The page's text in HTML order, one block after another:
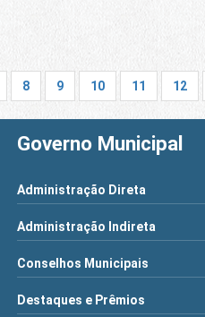
8 9 10 11 12
Governo Municipal
Administração Direta
Administração Indireta
Conselhos Municipais
Destaques e Prêmios